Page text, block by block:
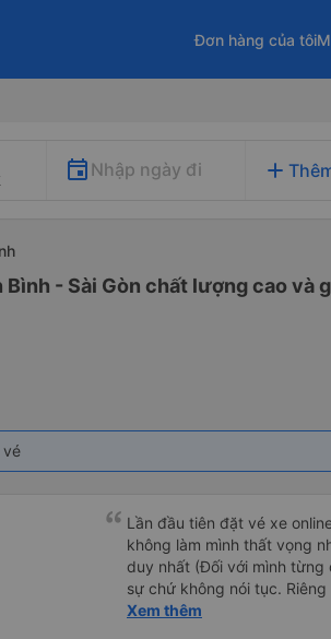
Đơn hàng của tôi
Nhập ngày đi add
- Sài Gòn chất lượng cao và
vé
Lần đầu tiên đặt vé xe
không làm mình thất vọng
duy nhất (Đối với mình từng
sự chứ không nói tục.
rồi. Chú tài xế còn uống
Xem thêm